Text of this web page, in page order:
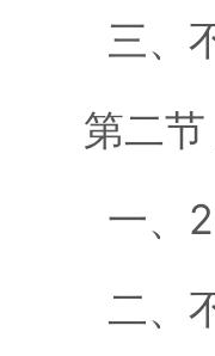
三、
第二
一、
二、